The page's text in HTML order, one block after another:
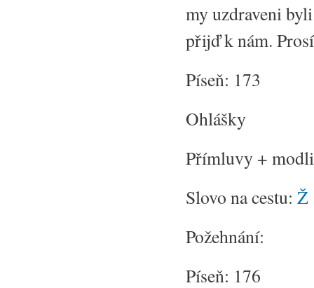
my uzdraveni
přijď k nám.
Píseň: 173
Ohlášky
Přímluvy +
Slovo na cestu: Ž
Požehnání:
Píseň: 176